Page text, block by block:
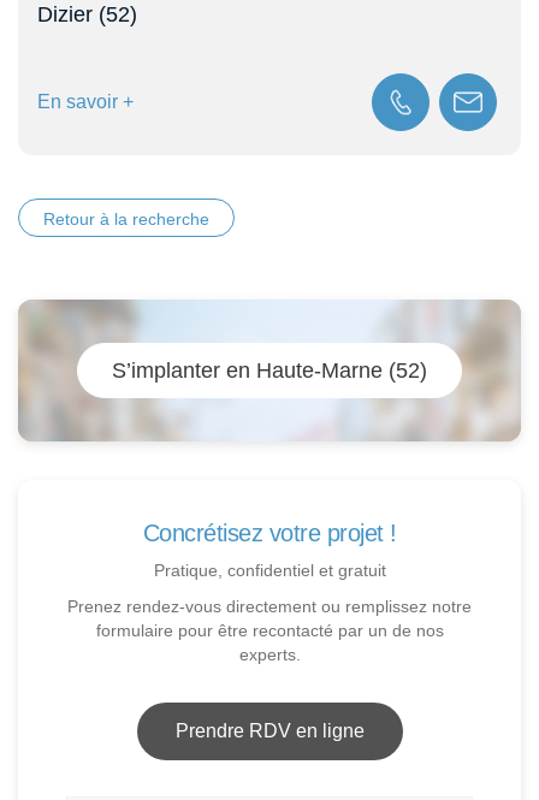
Dizier (52)
En savoir +
Retour à la recherche
S’implanter en Haute-Marne (52)
Concrétisez votre projet !
Pratique, confidentiel et gratuit
Prenez rendez-vous directement ou remplissez notre
formulaire pour être recontacté par un de nos
experts.
Prendre RDV en ligne